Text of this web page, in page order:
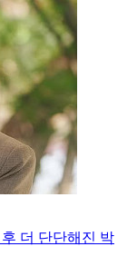
더 단단해진 박